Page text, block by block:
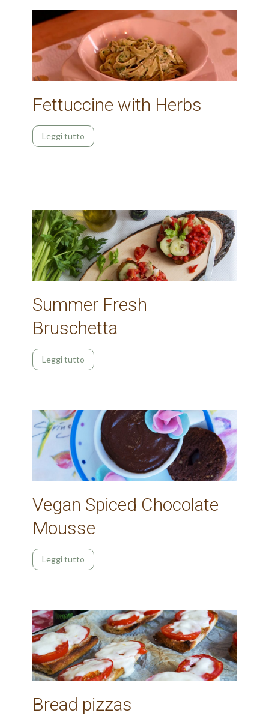
Fettuccine with Herbs
Leggi tutto
Summer Fresh
Bruschetta
Leggi tutto
Vegan Spiced Chocolate
Mousse
Leggi tutto
Bread pizzas